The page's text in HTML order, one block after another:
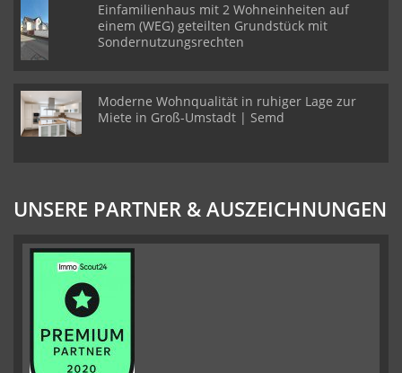
Einfamilienhaus mit 2 Wohneinheiten auf
einem (WEG) geteilten Grundstück mit
Sondernutzungsrechten
Moderne Wohnqualität in ruhiger Lage zur
Miete in Groß-Umstadt | Semd
UNSERE PARTNER & AUSZEICHNUNGEN